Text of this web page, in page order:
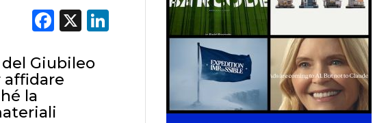
Facebook
X LinkedIn
Giubileo
affidare
la